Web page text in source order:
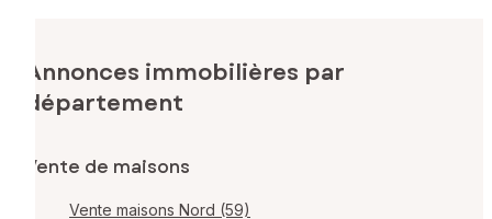
Annonces immobilières par
département
Vente de maisons
Vente maisons Nord (59)